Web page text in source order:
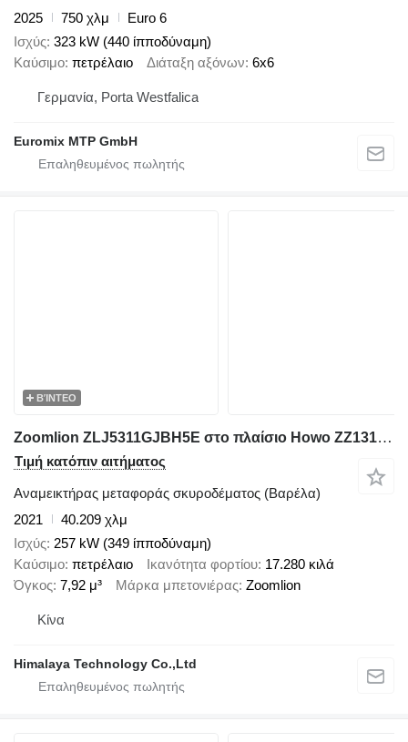
2025
750 χλμ
Euro 6
Ισχύς 323 kW (440 ίπποδύναμη)
Καύσιμο πετρέλαιο Διάταξη αξόνων 6x6
Γερμανία, Porta Westfalica
Euromix MTP GmbH
ΒΊΝΤΕΟ
Zoomlion ZLJ5311GJBH5E στο πλαίσιο Howo ZZ1317N306GE1
Τιμή κατόπιν αιτήματος
Αναμεικτήρας μεταφοράς σκυροδέματος (Βαρέλα)
2021
40.209 χλμ
Ισχύς 257 kW (349 ίπποδύναμη)
Καύσιμο πετρέλαιο Ικανότητα φορτίου 17.280 κιλά
Όγκος 7,92 μ³ Μάρκα μπετονιέρας Zoomlion
Κίνα
Himalaya Technology Co.,Ltd